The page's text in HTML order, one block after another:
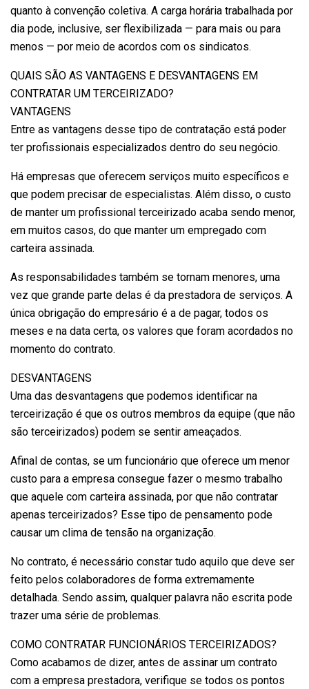
quanto à convenção coletiva. A carga horária trabalhada por
dia pode, inclusive, ser flexibilizada — para mais ou para
menos — por meio de acordos com os sindicatos.
QUAIS SÃO AS VANTAGENS E DESVANTAGENS EM
CONTRATAR UM TERCEIRIZADO?
VANTAGENS
Entre as vantagens desse tipo de contratação está poder
ter profissionais especializados dentro do seu negócio.
Há empresas que oferecem serviços muito específicos e
que podem precisar de especialistas. Além disso, o custo
de manter um profissional terceirizado acaba sendo menor,
em muitos casos, do que manter um empregado com
carteira assinada.
As responsabilidades também se tornam menores, uma
vez que grande parte delas é da prestadora de serviços. A
única obrigação do empresário é a de pagar, todos os
meses e na data certa, os valores que foram acordados no
momento do contrato.
DESVANTAGENS
Uma das desvantagens que podemos identificar na
terceirização é que os outros membros da equipe (que não
são terceirizados) podem se sentir ameaçados.
Afinal de contas, se um funcionário que oferece um menor
custo para a empresa consegue fazer o mesmo trabalho
que aquele com carteira assinada, por que não contratar
apenas terceirizados? Esse tipo de pensamento pode
causar um clima de tensão na organização.
No contrato, é necessário constar tudo aquilo que deve ser
feito pelos colaboradores de forma extremamente
detalhada. Sendo assim, qualquer palavra não escrita pode
trazer uma série de problemas.
COMO CONTRATAR FUNCIONÁRIOS TERCEIRIZADOS?
Como acabamos de dizer, antes de assinar um contrato
com a empresa prestadora, verifique se todos os pontos